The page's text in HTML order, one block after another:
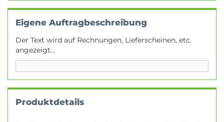
Eigene Auftragbeschreibung
Der Text wird auf Rechnungen, Lieferscheinen, etc.
angezeigt...
Produktdetails